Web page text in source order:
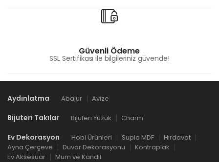
Güvenli Ödeme
SSL Sertifikası ile bilgileriniz güvende!
Aydınlatma Abajur Avize
Bijuteri Takılar Bijuteri Yüzük Charm
Ev Dekorasyon Hobi Ürünleri Supla MDF
Hırdavat
Ayna Çerçeve
Duvar Dekorasyonu
Kontraplak
Ev Aksesuar
Mum ve Kandil